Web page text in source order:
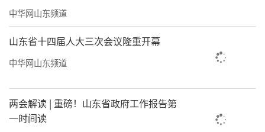
孙来斌表示，根据《意见》，山东在营造
一流营商环境方面，还将推进“高效办成一件
事”，健全企业诉求接诉即办、防范化解拖欠
企业账款等机制，规范涉企行政检查和基层行
政执法等。
中华网山东频道
山东省十四届人大三次会议隆重开幕
中华网山东频道
两会解读 | 重磅！山东省政府工作报告第
一时间读